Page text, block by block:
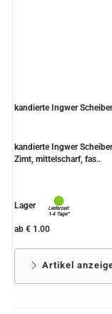
kandierte Ingwer
kandierte Ingwer
Zimt, mittelscharf, fas..
Lager
ab € 1.00
Artikel